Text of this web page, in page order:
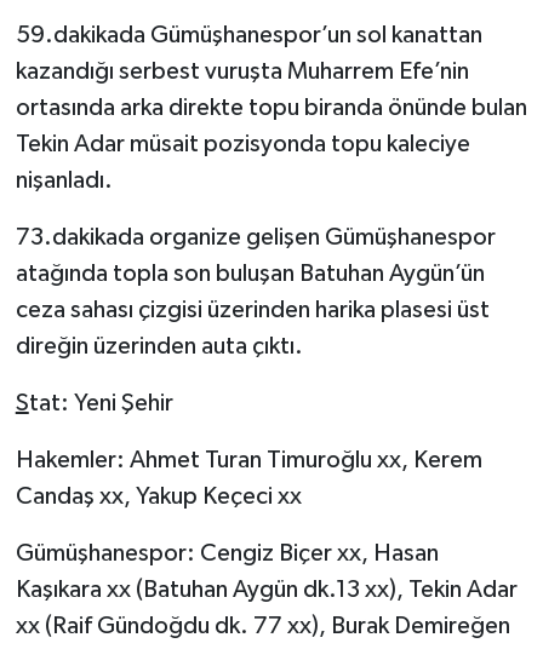
59.dakikada Gümüşhanespor’un sol kanattan
kazandığı serbest vuruşta Muharrem Efe’nin
ortasında arka direkte topu biranda önünde bulan
Tekin Adar müsait pozisyonda topu kaleciye
nişanladı.
73.dakikada organize gelişen Gümüşhanespor
atağında topla son buluşan Batuhan Aygün’ün
ceza sahası çizgisi üzerinden harika plasesi üst
direğin üzerinden auta çıktı.
Stat: Yeni Şehir
Hakemler: Ahmet Turan Timuroğlu xx, Kerem
Candaş xx, Yakup Keçeci xx
Gümüşhanespor: Cengiz Biçer xx, Hasan
Kaşıkara xx (Batuhan Aygün dk.13 xx), Tekin Adar
xx (Raif Gündoğdu dk. 77 xx), Burak Demireğen